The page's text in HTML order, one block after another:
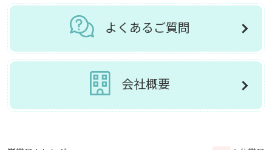
よくあるご質問
会社概要